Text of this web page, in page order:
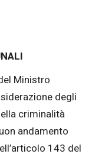
Ministro
degli
criminalità
andamento
143 del